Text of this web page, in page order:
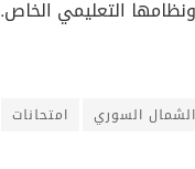
التعليمي الخاص.
الشمال السوري امتحانات